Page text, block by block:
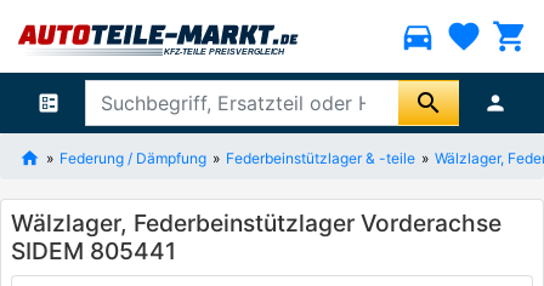
directions_car favorite shopping_cart
ballot search person
Federung / Dämpfung Federbeinstützlager & -teile Wälzlager,
Wälzlager, Federbeinstützlager Vorderachse
SIDEM 805441